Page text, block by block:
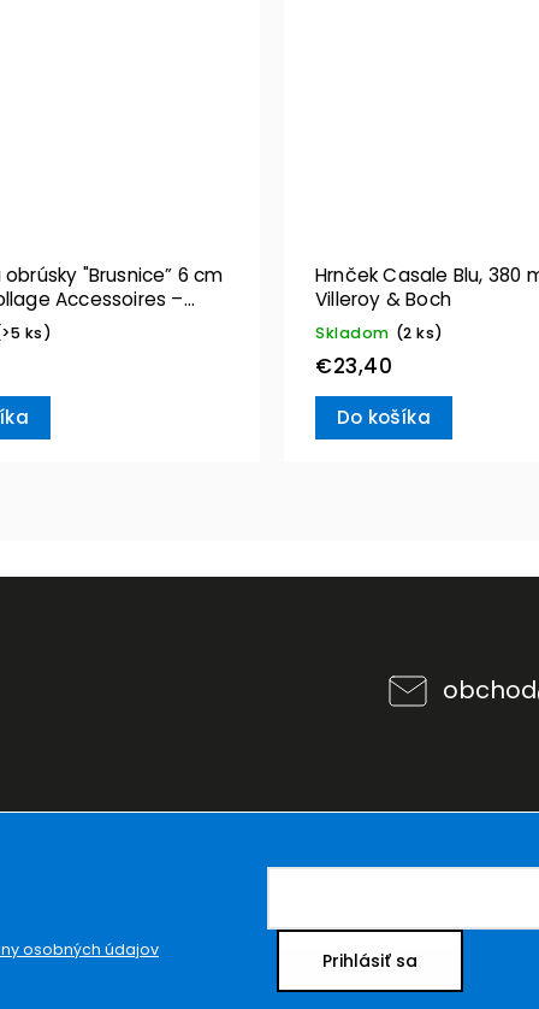
obrúsky "Brusnice” 6 cm
Accessoires –
ks)
Hrnček Casale Blu, 380
Villeroy & Boch
Skladom (2 ks)
€23,40
Do košíka
obchod
osobných údajov Prihlásiť sa